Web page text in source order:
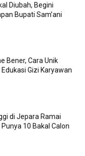
Diubah, Begini
Bupati Sam’ani
Bener, Cara Unik
Gizi Karyawan
di Jepara Ramai
10 Bakal Calon